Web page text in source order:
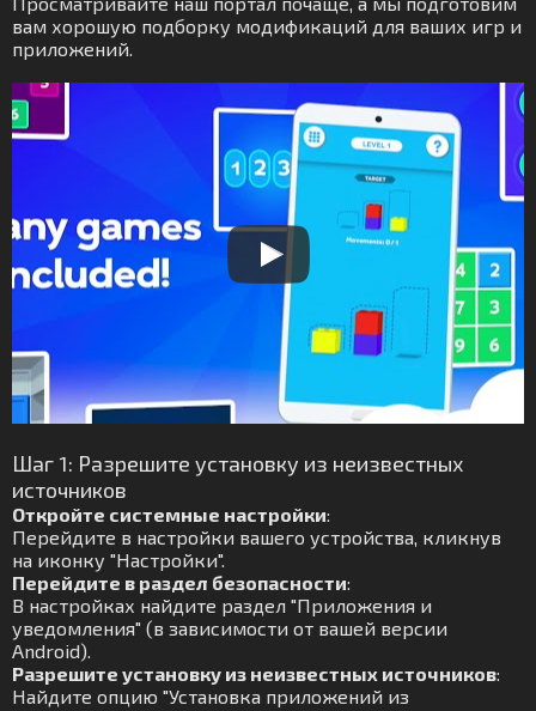
вам хорошую подборку модификаций для ваших игр и
приложений.
Шаг 1: Разрешите установку из неизвестных
источников
Откройте системные настройки:
Перейдите в настройки вашего устройства, кликнув
на иконку "Настройки".
Перейдите в раздел безопасности:
В настройках найдите раздел "Приложения и
уведомления" (в зависимости от вашей версии
Android).
Разрешите установку из неизвестных источников:
Найдите опцию "Установка приложений из